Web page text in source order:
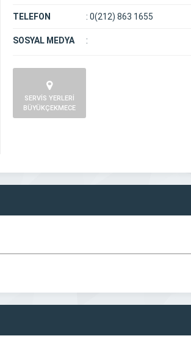
TELEFON : 0(212) 863 1655
SOSYAL MEDYA :
SERVİS YERLERİ
BÜYÜKÇEKMECE